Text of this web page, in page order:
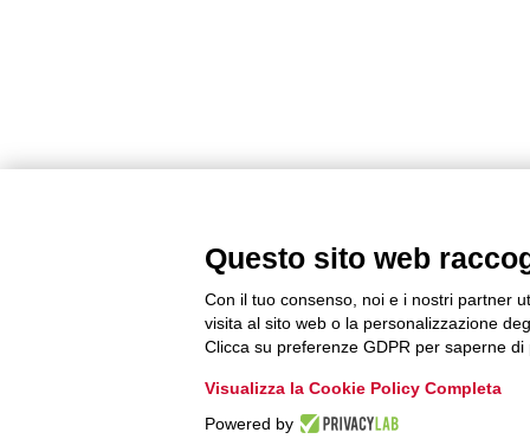
Questo sito web
Con il tuo consenso, noi e i nostri partner
visita al sito web o la personalizzazione
Clicca su preferenze GDPR per saperne di
Visualizza la Cookie Policy Completa
Powered by